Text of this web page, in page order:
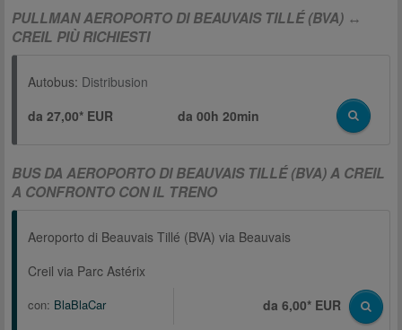
PULLMAN AEROPORTO DI BEAUVAIS TILLÉ (BVA) ↔
CREIL PIÙ RICHIESTI
Autobus: Distribusion
da 27,00* EUR
da00h 20min
BUS DA AEROPORTO DI BEAUVAIS TILLÉ (BVA) A CREIL
A CONFRONTO CON IL TRENO
Aeroporto di Beauvais Tillé (BVA) via Beauvais
Creil via Parc Astérix
con: BlaBlaCar da 6,00* EUR